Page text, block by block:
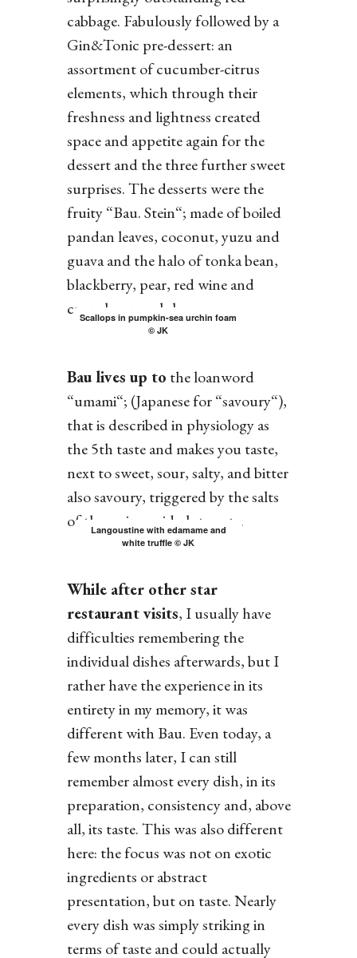
cabbage. Fabulously followed by a
Gin&Tonic pre-dessert: an
assortment of cucumber-citrus
elements, which through their
freshness and lightness created
space and appetite again for the
dessert and the three further sweet
surprises. The desserts were the
fruity “Bau. Stein“; made of boiled
pandan leaves, coconut, yuzu and
guava and the halo of tonka bean,
blackberry, pear, red wine and
crunchy specula base.
Scallops in pumpkin-sea urchin foam
© JK
Bau lives up to the loanword
“umami“; (Japanese for “savoury“),
that is described in physiology as
the 5th taste and makes you taste,
next to sweet, sour, salty, and bitter
also savoury, triggered by the salts
of the amino acid glutamate.
Langoustine with edamame and
white truffle © JK
While after other star
restaurant visits, I usually have
difficulties remembering the
individual dishes afterwards, but I
rather have the experience in its
entirety in my memory, it was
different with Bau. Even today, a
few months later, I can still
remember almost every dish, in its
preparation, consistency and, above
all, its taste. This was also different
here: the focus was not on exotic
ingredients or abstract
presentation, but on taste. Nearly
every dish was simply striking in
terms of taste and could actually